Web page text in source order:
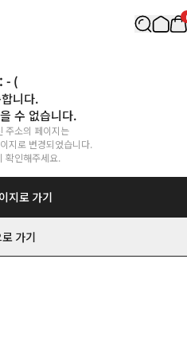
: - (
니다.
수 없습니다.
주소의 페이지는
지로 변경되었습니다.
확인해주세요.
지로 가기
가기